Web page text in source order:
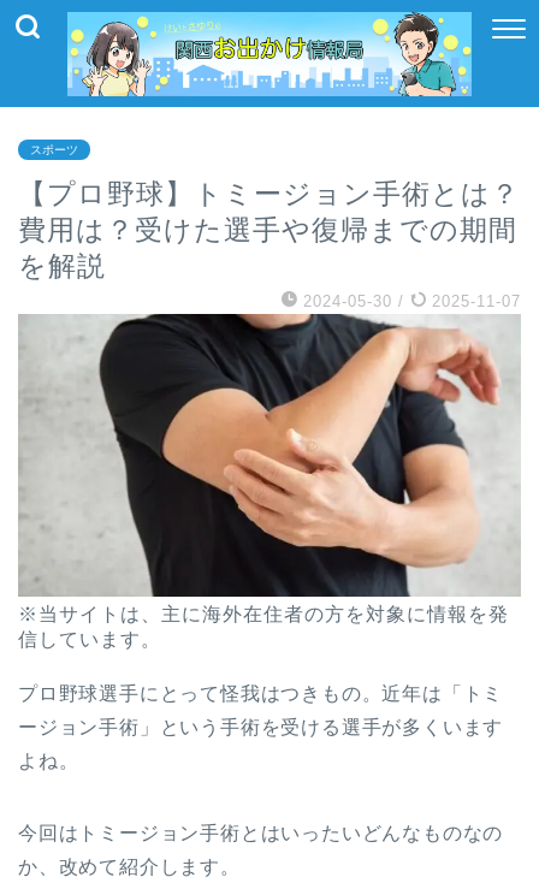
スポーツ
【プロ野球】トミージョン手術とは？
費用は？受けた選手や復帰までの期間
を解説
2024-05-30 / 2025-11-07
※当サイトは、主に海外在住者の方を対象に情報を発
信しています。
プロ野球選手にとって怪我はつきもの。近年は「トミ
ージョン手術」という手術を受ける選手が多くいます
よね。
今回はトミージョン手術とはいったいどんなものなの
か、改めて紹介します。